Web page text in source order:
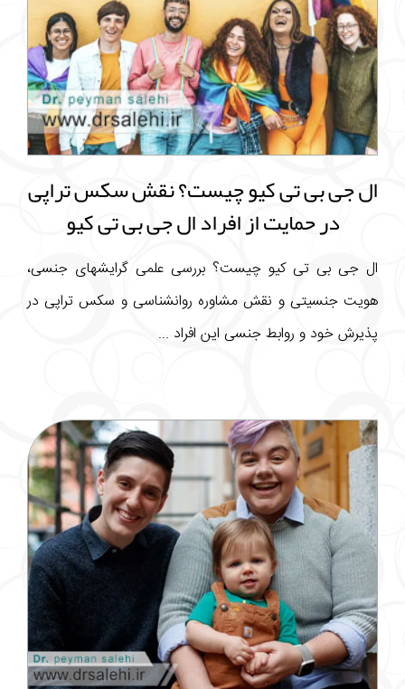
ال جی بی تی کیو چیست؟ نقش سکس تراپی
در حمایت از افراد ال جی بی تی کیو
ال جی بی تی کیو چیست؟ بررسی علمی گرایشهای جنسی،
هویت جنسیتی و نقش مشاوره روانشناسی و سکس تراپی در
پذیرش خود و روابط جنسی این افراد ...